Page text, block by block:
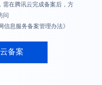
需在腾讯云完成备案后，方
问
息服务备案管理办法》
备案